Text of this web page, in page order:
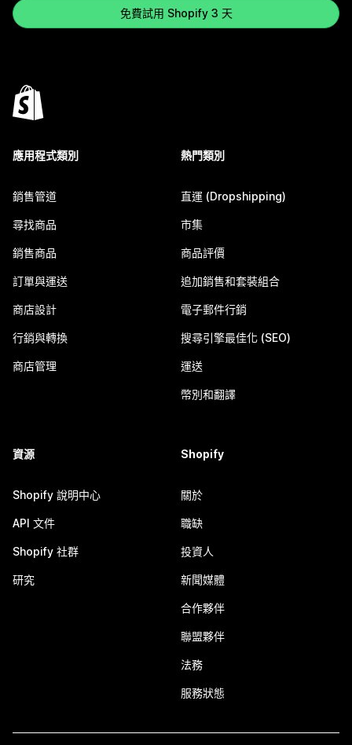
免費試用 Shopify 3 天
應用程式類別
銷售管道
尋找商品
銷售商品
訂單與運送
商店設計
行銷與轉換
商店管理
熱門類別
直運 (Dropshipping)
市集
商品評價
追加銷售和套裝組合
電子郵件行銷
搜尋引擎最佳化 (SEO)
運送
幣別和翻譯
資源
Shopify 說明中心
API 文件
Shopify 社群
研究
Shopify
關於
職缺
投資人
新聞媒體
合作夥伴
聯盟夥伴
法務
服務狀態